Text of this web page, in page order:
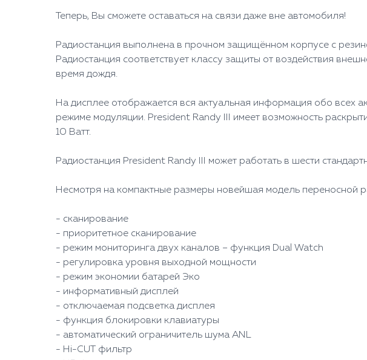
Теперь, Вы сможете оставаться на связи даже вне автомобиля!
Радиостанция выполнена в прочном защищённом корпусе с
Радиостанция соответствует классу защиты от воздействия
время дождя.
На дисплее отображается вся актуальная информация обо всех
режиме модуляции. President Randy III имеет возможность
10 Ватт.
Радиостанция President Randy III может работать в шести
Несмотря на компактные размеры новейшая модель переносной
- сканирование
- приоритетное сканирование
- режим мониторинга двух каналов – функция Dual Watch
- регулировка уровня выходной мощности
- режим экономии батарей Эко
- информативный дисплей
- отключаемая подсветка дисплея
- функция блокировки клавиатуры
- автоматический ограничитель шума ANL
- Hi-CUT фильтр